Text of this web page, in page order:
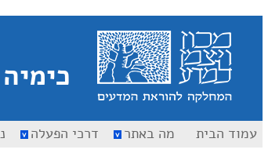
עמוד הבית מה באתר דרכי הפעלה